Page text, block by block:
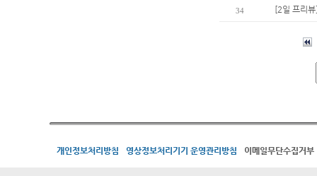
34 [2일 프리
개인정보처리방침 영상정보처리기기 운영관리방침 이메일무단수집거부